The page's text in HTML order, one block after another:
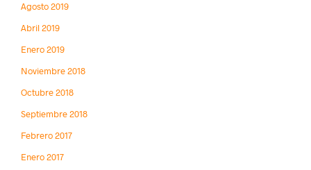
Agosto 2019
Abril 2019
Enero 2019
Noviembre 2018
Octubre 2018
Septiembre 2018
Febrero 2017
Enero 2017